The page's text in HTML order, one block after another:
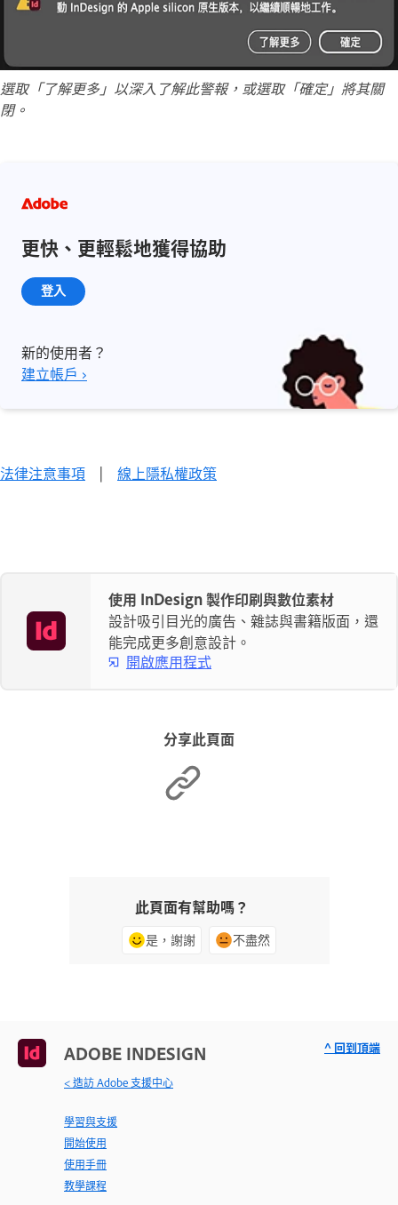
選取「了解更多」以深入了解此警報，或選取「確定」將其關
閉。
更快、更輕鬆地獲得協助
登入
新的使用者？
建立帳戶 ›
法律注意事項 | 線上隱私權政策
使用 InDesign 製作印刷與數位素材
設計吸引目光的廣告、雜誌與書籍版面，還
能完成更多創意設計。
開啟應用程式
分享此頁面
此頁面有幫助嗎？
是，謝謝 不盡然
ADOBE INDESIGN
< 造訪 Adobe 支援中心
學習與支援
開始使用
使用手冊
教學課程
^ 回到頂端